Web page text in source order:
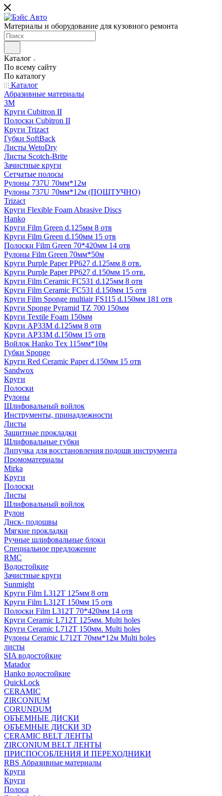
Материалы и оборудование для кузовного ремонта
Каталог
По всему сайту
По каталогу
Каталог
Абразивные материалы
3M
Круги Cubitron II
Полоски Cubitron II
Круги Trizact
Губки SoftBack
Листы WetoDry
Листы Scotch-Brite
Зачистные круги
Сетчатые полосы
Рулоны 737U 70мм*12м
Рулоны 737U 70мм*12м (ПОШТУЧНО)
Trizact
Круги Flexible Foam Abrasive Discs
Hanko
Круги Film Green d.125мм 8 отв
Круги Film Green d.150мм 15 отв
Полоски Film Green 70*420мм 14 отв
Рулоны Film Green 70мм*50м
Круги Purple Paper PP627 d.125мм 8 отв.
Круги Purple Paper PP627 d.150мм 15 отв.
Круги Film Ceramic FC531 d.125мм 8 отв
Круги Film Ceramic FC531 d.150мм 15 отв
Круги Film Sponge multiair FS115 d.150мм 181 отв
Круги Sponge Pyramid TZ 700 150мм
Круги Textile Foam 150мм
Круги AP33M d.125мм 8 отв
Круги AP33M d.150мм 15 отв
Войлок Hanko Tех 115мм*10м
Губки Sponge
Круги Red Ceramic Paper d.150мм 15 отв
Sandwox
Круги
Полоски
Рулоны
Шлифовальный войлок
Инструменты, принадлежности
Листы
Защитные прокладки
Шлифовальные губки
Липучка для восстановления подошв инструмента
Промоматериалы
Mirka
Круги
Полоски
Листы
Шлифовальный войлок
Рулон
Диск- подошвы
Мягкие прокладки
Ручные шлифовальные блоки
Специальное предложение
RMC
Водостойкие
Зачистные круги
Sunmight
Круги Film L312T 125мм 8 отв
Круги Film L312T 150мм 15 отв
Полоски Film L312T 70*420мм 14 отв
Круги Ceramic L712T 125мм. Multi holes
Круги Ceramic L712T 150мм. Multi holes
Рулоны Ceramic L712T 70мм*12м Multi holes
листы
SIA водостойкие
Matador
Hanko водостойкие
QuickLock
CERAMIC
ZIRCONIUM
СORUNDUM
ОБЪЕМНЫЕ ДИСКИ
ОБЪЕМНЫЕ ДИСКИ 3D
CERAMIC BELT ЛЕНТЫ
ZIRCONIUM BELT ЛЕНТЫ
ПРИСПОСОБЛЕНИЯ И ПЕРЕХОДНИКИ
RBS Абразивные материалы
Круги
Круги
Полоса